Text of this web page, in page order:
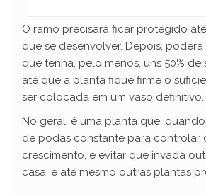
O ramo precisará ficar protegido
que se desenvolver. Depois,
que tenha, pelo menos, uns 50% de
até que a planta fique firme o
ser colocada em um vaso definitivo.
No geral, é uma planta que,
de podas constante para controlar
crescimento, e evitar que invada
casa, e até mesmo outras plantas